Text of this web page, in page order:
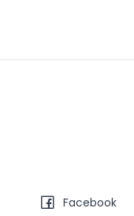
Facebook